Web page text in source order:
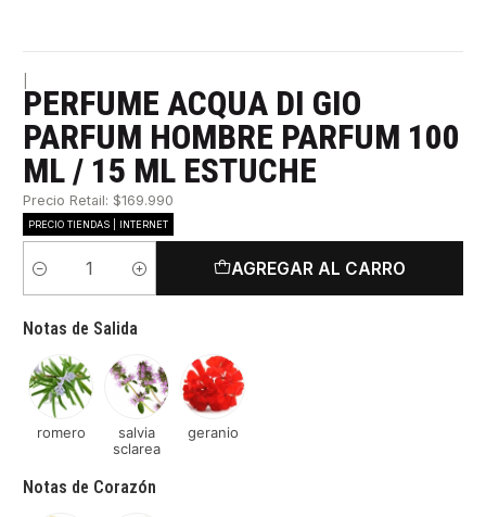
PERFUME ACQUA DI GIO
PARFUM HOMBRE PARFUM 100
ML / 15 ML ESTUCHE
Precio Retail: $169.990
PRECIO TIENDAS | INTERNET
Cantidad
AGREGAR AL CARRO
Notas de Salida
romero
salvia
sclarea
geranio
Notas de Corazón